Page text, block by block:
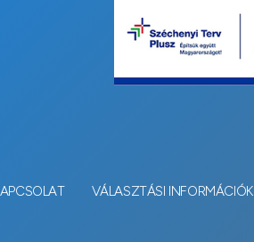
VÁLASZTÁSI INFORMÁCIÓK